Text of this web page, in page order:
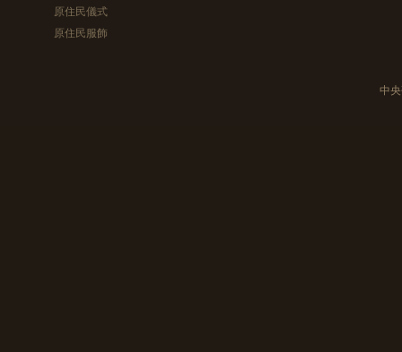
原住民儀式
原住民服飾
中